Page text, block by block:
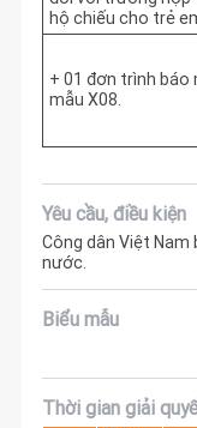
hộ chiếu cho trẻ
+ 01 đơn trình báo
mẫu X08.
Yêu cầu, điều kiện
Công dân Việt
nước.
Biểu mẫu
Thời gian giải